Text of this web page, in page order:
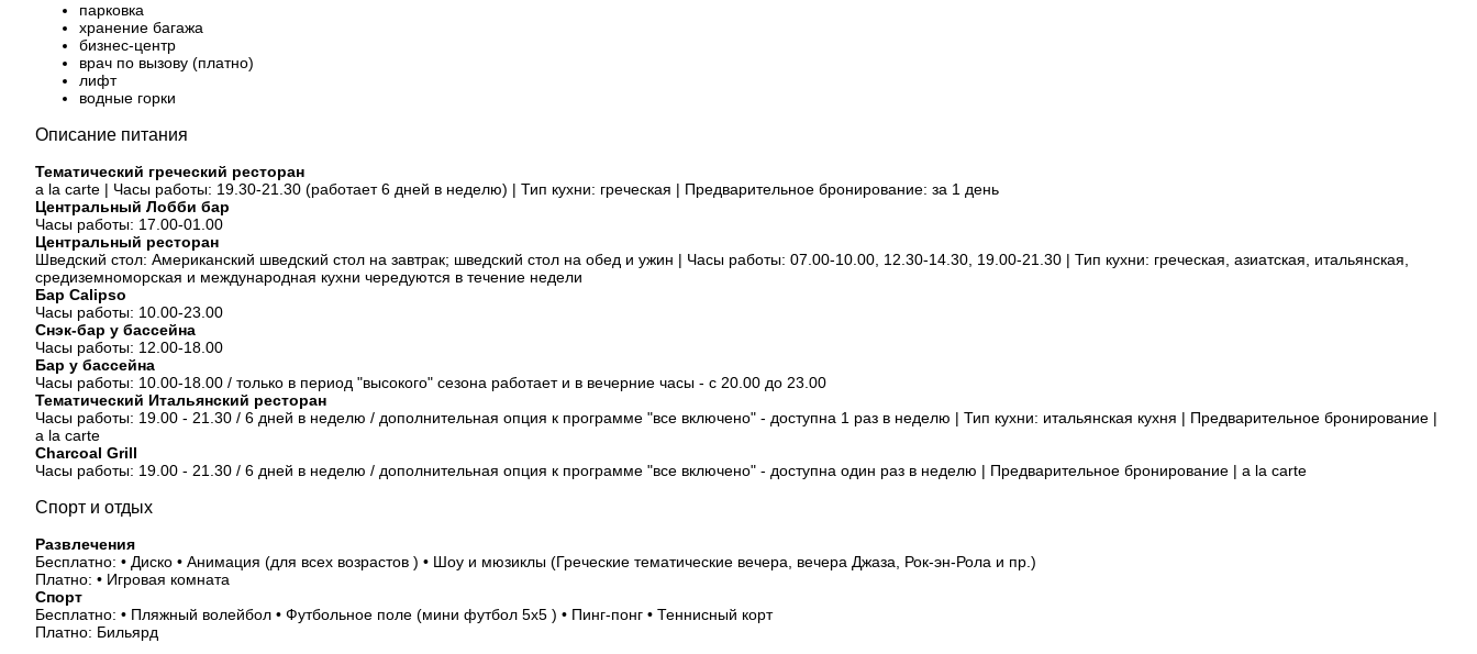
парковка
хранение багажа
бизнес-центр
врач по вызову (платно)
лифт
водные горки
Описание питания
Тематический греческий ресторан
a la carte | Часы работы: 19.30-21.30 (работает 6 дней в неделю) | Тип кухни: греческая | Предварительное бронирование: за 1 день
Центральный Лобби бар
Часы работы: 17.00-01.00
Центральный ресторан
Шведский стол: Американский шведский стол на завтрак; шведский стол на обед и ужин | Часы работы: 07.00-10.00, 12.30-14.30, 19.00-21.30 | Тип кухни: греческая, азиатская, итальянская,
средиземноморская и международная кухни чередуются в течение недели
Бар Calipso
Часы работы: 10.00-23.00
Снэк-бар у бассейна
Часы работы: 12.00-18.00
Бар у бассейна
Часы работы: 10.00-18.00 / только в период "высокого" сезона работает и в вечерние часы - с 20.00 до 23.00
Тематический Итальянский ресторан
Часы работы: 19.00 - 21.30 / 6 дней в неделю / дополнительная опция к программе "все включено" - доступна 1 раз в неделю | Тип кухни: итальянская кухня | Предварительное бронирование |
a la carte
Charcoal Grill
Часы работы: 19.00 - 21.30 / 6 дней в неделю / дополнительная опция к программе "все включено" - доступна один раз в неделю | Предварительное бронирование | a la carte
Спорт и отдых
Развлечения
Бесплатно: • Диско • Анимация (для всех возрастов ) • Шоу и мюзиклы (Греческие тематические вечера, вечера Джаза, Рок-эн-Рола и пр.)
Платно: • Игровая комната
Спорт
Бесплатно: • Пляжный волейбол • Футбольное поле (мини футбол 5х5 ) • Пинг-понг • Теннисный корт
Платно: Бильярд